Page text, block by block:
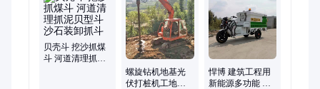
机、锚索切割机、扫地车、截桩机、挖机打桩机、板换夹紧器、
劈裂棒、生物质燃烧机、智能张拉设备、制氮机、污水处理设
备、螺旋钻机、喷砂机、渣浆泵、柴油泵车、液压扳手
贝壳斗 挖沙抓煤
斗 河道清理抓泥
螺旋钻机地基光
伏打桩机工地旋
悍博 建筑工程用
新能源多功能 小